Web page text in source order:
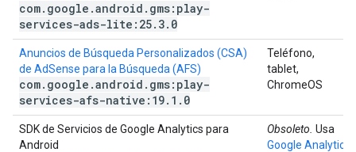
com. google .android . gms:play-
services-ads-lite:25. 3. 0
Anuncios de Búsqueda Personalizados (CSA)
de AdSense para la Búsqueda (AFS)
com. google .android . gms:play-
services-afs-native:19. 1 . 0
Teléfono,
tablet,
ChromeOS
SDK de Servicios de Google Analytics para
Android
Obsoleto. Usa
Google Analytics